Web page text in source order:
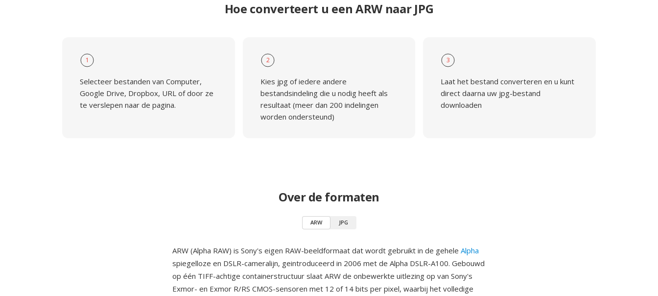
Hoe converteert u een ARW naar JPG
1
Selecteer bestanden van Computer,
Google Drive, Dropbox, URL of door ze
te verslepen naar de pagina.
2
Kies jpg of iedere andere
bestandsindeling die u nodig heeft als
resultaat (meer dan 200 indelingen
worden ondersteund)
3
Laat het bestand converteren en u kunt
direct daarna uw jpg-bestand
downloaden
Over de formaten
ARW JPG
ARW (Alpha RAW) is Sony's eigen RAW-beeldformaat dat wordt gebruikt in de gehele Alpha
spiegelloze en DSLR-cameralijn, geintroduceerd in 2006 met de Alpha DSLR-A100. Gebouwd
op één TIFF-achtige containerstructuur slaat ARW de onbewerkte uitlezing op van Sony's
Exmor- en Exmor R/RS CMOS-sensoren met 12 of 14 bits per pixel, waarbij het volledige